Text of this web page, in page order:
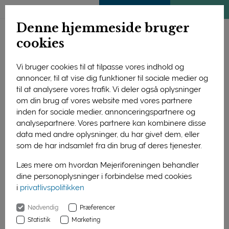
Denne hjemmeside bruger
cookies
Vi bruger cookies til at tilpasse vores indhold og
annoncer, til at vise dig funktioner til sociale medier og
til at analysere vores trafik. Vi deler også oplysninger
om din brug af vores website med vores partnere
inden for sociale medier, annonceringspartnere og
analysepartnere. Vores partnere kan kombinere disse
data med andre oplysninger, du har givet dem, eller
som de har indsamlet fra din brug af deres tjenester.
Læs mere om hvordan Mejeriforeningen behandler
dine personoplysninger i forbindelse med cookies
i privatlivspolitikken
Nødvendig
Præferencer
Statistik
Marketing
Mammen Mejerierne er klar med en række skyr-produkter. Fra
venstre afdelingsleder Rasmus Døssing, vicedirektør Peter
Mammen Mejerierne).